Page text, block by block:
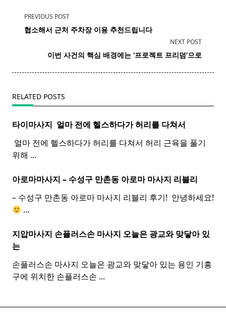
<span
class="nav-
text">Page</span>
PREVIOUS POST
협소해서 근처 주차장 이용 추천드립니다 ​
NEXT POST
이번 사건의 핵심 배경에는 ‘프로젝트 프리덤’으로
RELATED POSTS
타이마사지 ​ 얼마 전에 헬스하다가 허리를 다쳐서
​ 얼마 전에 헬스하다가 허리를 다쳐서 허리 근육을 풀기
위해 ...
아로마마사지 – 수성구 만촌동 아로마 마사지 리블리
– 수성구 만촌동 아로마 마사지 리블리 후기! ​ 안녕하세요!
...
지압마사지 손플러스손 마사지 오늘은 광교와 맞닿아 있
는
손플러스손 마사지 오늘은 광교와 맞닿아 있는 용인 기흥
구에 위치한 손플러스손 ...